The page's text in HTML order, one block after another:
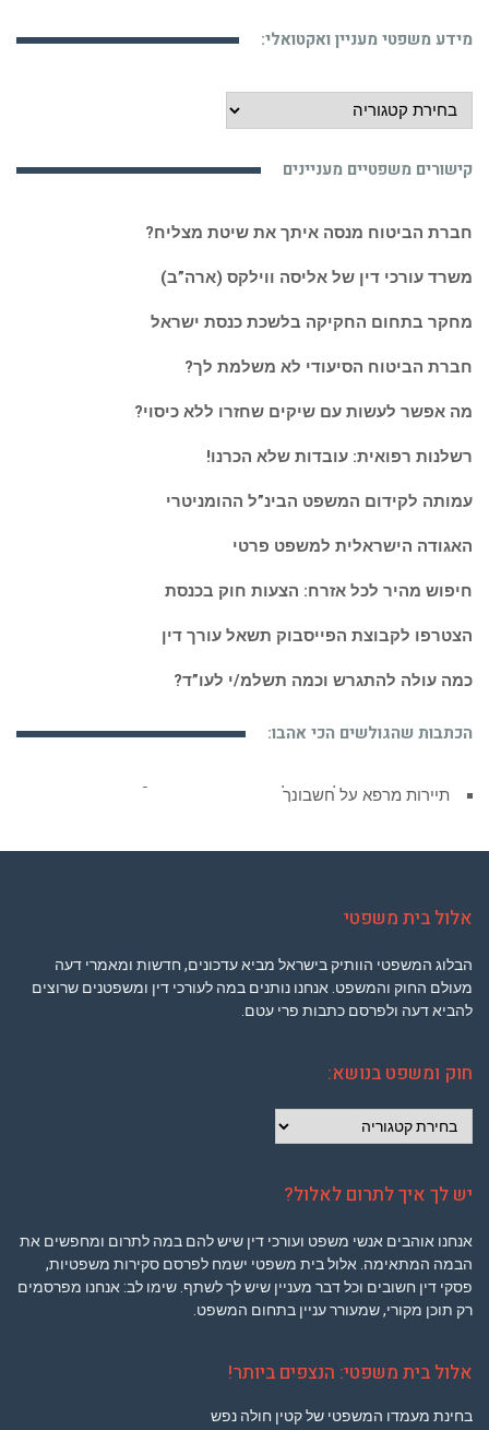
מידע משפטי מעניין ואקטואלי:
מידע
משפטי
ואקטואלי:
קישורים משפטיים מעניינים
חברת הביטוח מנסה איתך את שיטת מצליח?
משרד עורכי דין של אליסה ווילקס (ארה”ב)
מחקר בתחום החקיקה בלשכת כנסת ישראל
חברת הביטוח הסיעודי לא משלמת לך?
מה אפשר לעשות עם שיקים שחזרו ללא כיסוי?
רשלנות רפואית: עובדות שלא הכרנו!
עמותה לקידום המשפט הבינ”ל ההומניטרי
האגודה הישראלית למשפט פרטי
חיפוש מהיר לכל אזרח: הצעות חוק בכנסת
הצטרפו לקבוצת הפייסבוק תשאל עורך דין
כמה עולה להתגרש וכמה תשלמ/י לעו”ד?
הכתבות שהגולשים הכי אהבו:
תיירות מרפא על חשבונך
אלול בית משפטי
הבלוג המשפטי הוותיק בישראל מביא עדכונים, חדשות ומאמרי דעה
מעולם החוק והמשפט. אנחנו נותנים במה לעורכי דין ומשפטנים שרוצים
להביא דעה ולפרסם כתבות פרי עטם.
חוק ומשפט בנושא:
ומשפט
יש לך איך לתרום לאלול?
אנחנו אוהבים אנשי משפט ועורכי דין שיש להם במה לתרום ומחפשים את
הבמה המתאימה. אלול בית משפטי ישמח לפרסם סקירות משפטיות,
פסקי דין חשובים וכל דבר מעניין שיש לך לשתף. שימו לב: אנחנו מפרסמים
רק תוכן מקורי, שמעורר עניין בתחום המשפט.
אלול בית משפטי: הנצפים ביותר!
בחינת מעמדו המשפטי של קטין חולה נפש